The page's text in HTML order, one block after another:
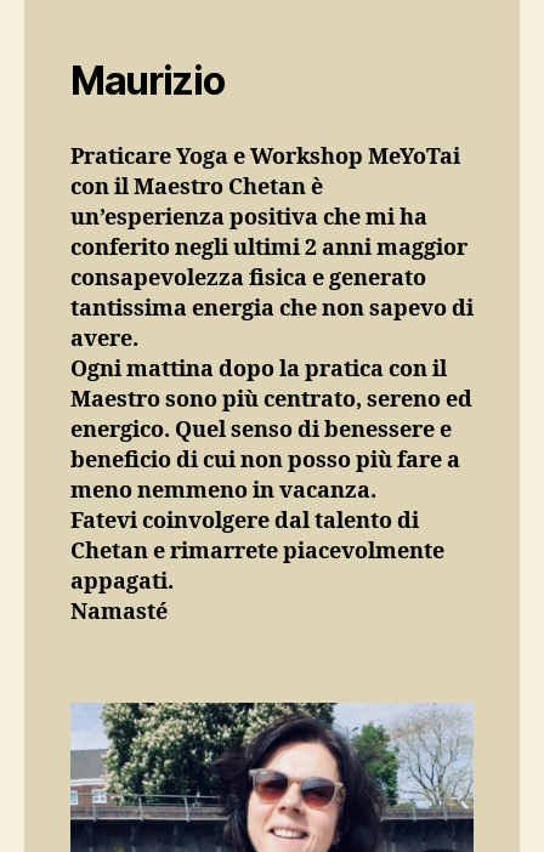
Maurizio
Praticare Yoga e Workshop MeYoTai
con il Maestro Chetan è
un’esperienza positiva che mi ha
conferito negli ultimi 2 anni maggior
consapevolezza fisica e generato
tantissima energia che non sapevo di
avere.
Ogni mattina dopo la pratica con il
Maestro sono più centrato, sereno ed
energico. Quel senso di benessere e
beneficio di cui non posso più fare a
meno nemmeno in vacanza.
Fatevi coinvolgere dal talento di
Chetan e rimarrete piacevolmente
appagati.
Namasté